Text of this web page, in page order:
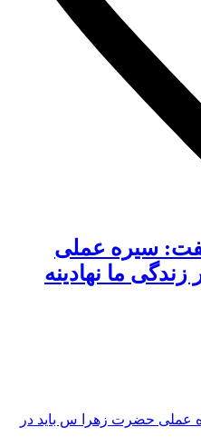
سیره عملی
ما نهادینه